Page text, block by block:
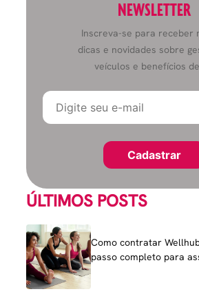
NEWSLETTER
Inscreva-se para receber
dicas e novidades sobre
veículos e benefícios
ÚLTIMOS POSTS
Como contratar
passo completo para